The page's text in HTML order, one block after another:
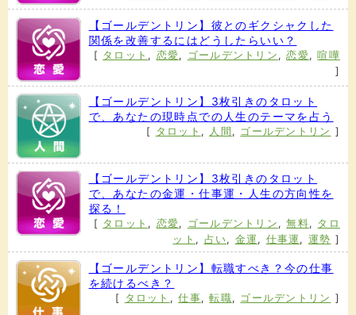
【ゴールデントリン】彼とのギクシャクした
関係を改善するにはどうしたらいい？
[ タロット , 恋愛, ゴールデントリン ,恋愛,喧嘩
]
【ゴールデントリン】3枚引きのタロット
で、あなたの現時点での人生のテーマを占う
[ タロット , 人間 , ゴールデントリン ]
【ゴールデントリン】3枚引きのタロット
で、あなたの金運・仕事運・人生の方向性を
探る！
[ タロット , 恋愛, ゴールデントリン ,無料, タロ
ット , 占い, 金運 , 仕事運 , 運勢 ]
【ゴールデントリン】転職すべき？今の仕事
を続けるべき？
[ タロット ,仕事,転職, ゴールデントリン ]